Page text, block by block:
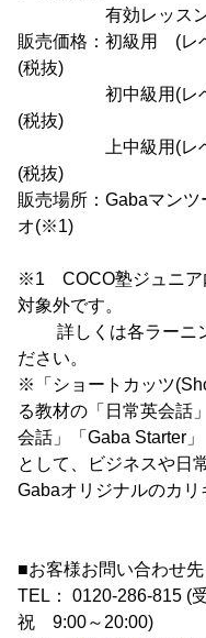
有効レッスンポ
販売価格：初級用 (
(税抜)
初中級用(レベル
(税抜)
上中級用(レベル
(税抜)
販売場所：Gabaマン
オ(※1)
※1 COCO塾ジュニア
対象外です。
詳しくは各ラーニン
ださい。
※「ショートカッツ
る教材の「日常英会話
会話」「Gaba Starter
として、ビジネスや日
Gabaオリジナルのカリ
■お客様お問い合わせ先
TEL： 0120-286-815
祝 9:00～20:00)